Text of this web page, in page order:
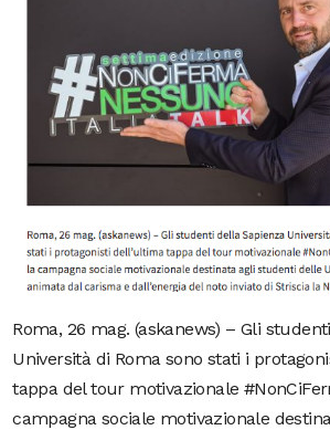
Roma, 26 mag. (askanews) – Gli
Università di Roma sono stati i
tappa del tour motivazionale
campagna sociale motivazionale